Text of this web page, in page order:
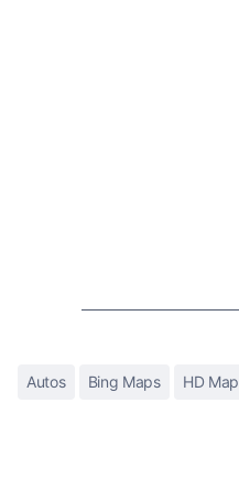
Autos Bing Maps HD Map